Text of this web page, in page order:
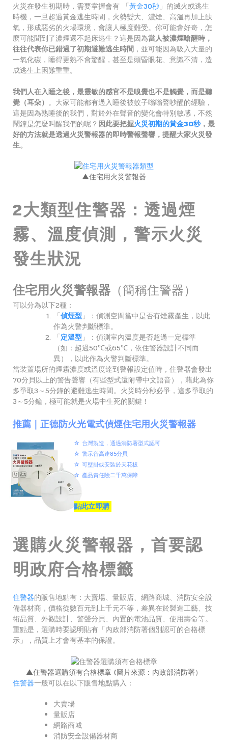
火災在發生初期時，需要掌握會有 「黃金30秒」的滅火或逃生
時機，一旦超過黃金逃生時間，火勢變大、濃煙、高溫再加上缺
氧，形成惡劣的火場環境，會讓人極度難受。你可能會好奇，怎
麼可能聞到了濃煙還不起床逃生？這是因為當人被濃煙嗆醒時，
往往代表你已錯過了初期避難逃生時間 ，並可能因為吸入大量的
一氧化碳，睡得更熟不會驚醒，甚至是頭昏眼花、意識不清，造
成逃生上困難重重。
我們人在入睡之後，最靈敏的感官不是嗅覺也不是觸覺，而是聽
覺（耳朵） 。大家可能都有過入睡後被蚊子嗡嗡聲吵醒的經驗，
這是因為熟睡後的我們，對於外在聲音的變化會特別敏感，不然
鬧鐘是怎麼叫醒我們的呢？ 因此要把握火災初期的黃金30秒，最
好的方法就是透過火災警報器的即時警報聲響，提醒大家火災發
生。
▲住宅用火災警報器
2大類型住警器：透過煙
霧、溫度偵測，警示火災
發生狀況
住宅用火災警報器 （簡稱住警器）
可以分為以下2種：
「偵煙型」：偵測空間當中是否有煙霧產生，以此
作為火警判斷標準。
「定溫型」：偵測室內溫度是否超過一定標準
（如：超過50℃或65℃，依住警器設計不同而
異），以此作為火警判斷標準。
當裝置場所的煙霧濃度或溫度達到警報設定值時，住警器會發出
70分貝以上的警告聲響（有些型式還附帶中文語音），藉此為你
多爭取3～5分鐘的避難逃生時間。火災時分秒必爭，這多爭取的
3～5分鐘，極可能就是火場中生死的關鍵！
推薦｜正德防火光電式偵煙住宅用火災警報器
☆ 台灣製造，通過消防署型式認可
☆ 警示音高達85分貝
☆ 可壁掛或安裝於天花板
☆ 產品責任險二千萬保障
點此立即購
選購火災警報器，首要認
明政府合格標籤
住警器的販售地點有：大賣場、量販店、網路商城、消防安全設
備器材商，價格從數百元到上千元不等，差異在於製造工藝、技
術品質、外觀設計、警聲分貝、內置的電池品質、使用壽命等。
重點是，選購時要認明貼有「內政部消防署個別認可的合格標
示」，品質上才會有基本的保證。
▲住警器選購須有合格標章 (圖片來源：內政部消防署）
住警器一般可以在以下販售地點購入：
大賣場
量販店
網路商城
消防安全設備器材商